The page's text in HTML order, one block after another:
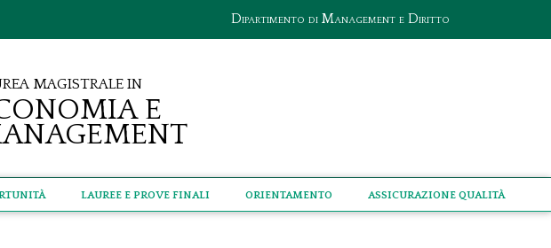
Dipartimento di Management e Diritto
Magistrale in
e
Lauree e Prove Finali Orientamento Assicurazione qualità